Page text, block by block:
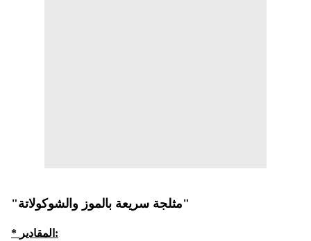
"مثلجة سريعة بالموز والشوكوﻻتة"
* المقادير: